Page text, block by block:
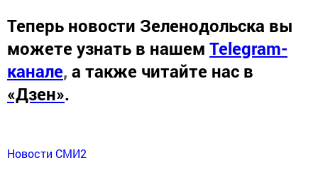
Теперь новости Зеленодольска вы
можете узнать в нашем Telegram-
канале, а также читайте нас в
«Дзен».
Новости СМИ2